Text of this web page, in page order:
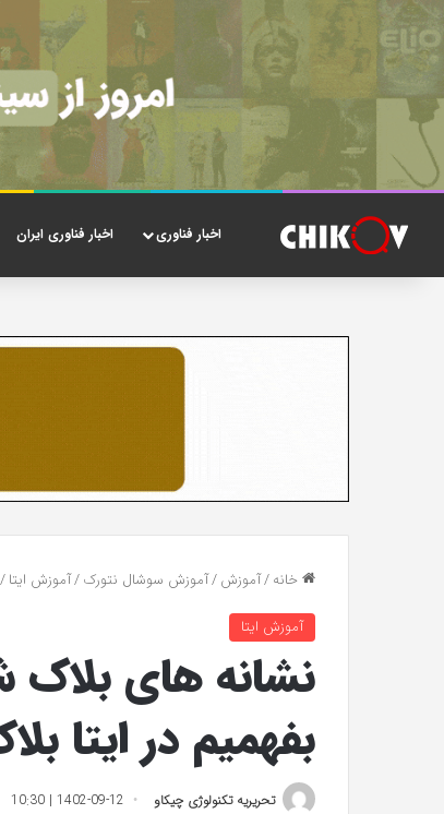
اخبار فناوری اخبار فناوری ایران
خانه/آموزش/آموزش سوشال نتورک/آموزش ایتا/
آموزش ایتا
نشانه های بلاک
بفهمیم در ایتا
تحریریه تکنولوژی چیکاو 1402-09-12 | 10:30